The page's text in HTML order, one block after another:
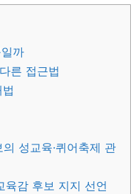
까
른 접근법
성교육·퀴어축제 관
육감 후보 지지 선언